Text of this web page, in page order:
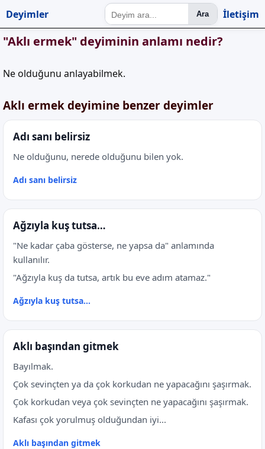
Deyimler Ara İletişim
"Aklı ermek" deyiminin anlamı nedir?
Ne olduğunu anlayabilmek.
Aklı ermek deyimine benzer deyimler
Adı sanı belirsiz
Ne olduğunu, nerede olduğunu bilen yok.
Adı sanı belirsiz
Ağzıyla kuş tutsa…
"Ne kadar çaba gösterse, ne yapsa da" anlamında
kullanılır.
"Ağzıyla kuş da tutsa, artık bu eve adım atamaz."
Ağzıyla kuş tutsa…
Aklı başından gitmek
Bayılmak.
Çok sevinçten ya da çok korkudan ne yapacağını şaşırmak.
Çok korkudan veya çok sevinçten ne yapacağını şaşırmak.
Kafası çok yorulmuş olduğundan iyi...
Aklı başından gitmek